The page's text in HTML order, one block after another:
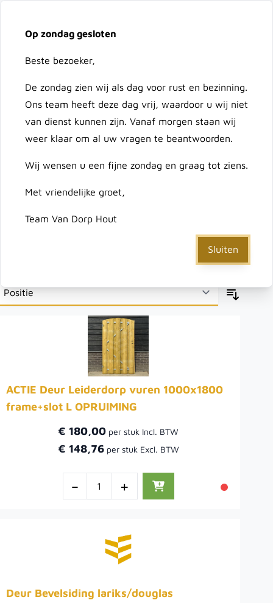
Op zondag gesloten
Beste bezoeker,
De zondag zien wij als dag voor rust en bezinning.
Ons team heeft deze dag vrij, waardoor u wij niet
van dienst kunnen zijn. Vanaf morgen staan wij
weer klaar om al uw vragen te beantwoorden.
Wij wensen u een fijne zondag en graag tot ziens.
Met vriendelijke groet,
Team Van Dorp Hout
Sluiten
Ga naar de inhoud
Doorzoek de hele winkel
deuren
ACTIE Deur Leiderdorp vuren 1000x1800
frame+slot L OPRUIMING
€ 180,00
€ 148,76
- +
Deur Bevelsiding lariks/douglas